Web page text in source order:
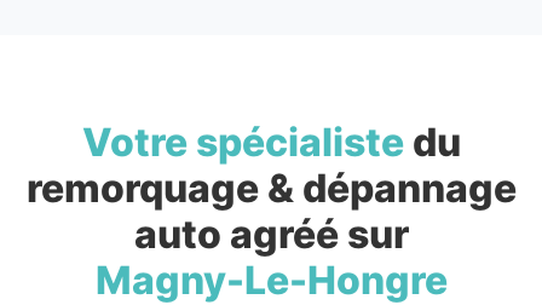
Votre spécialistedu
remorquage & dépannage
auto agréé sur
Magny-Le-Hongre